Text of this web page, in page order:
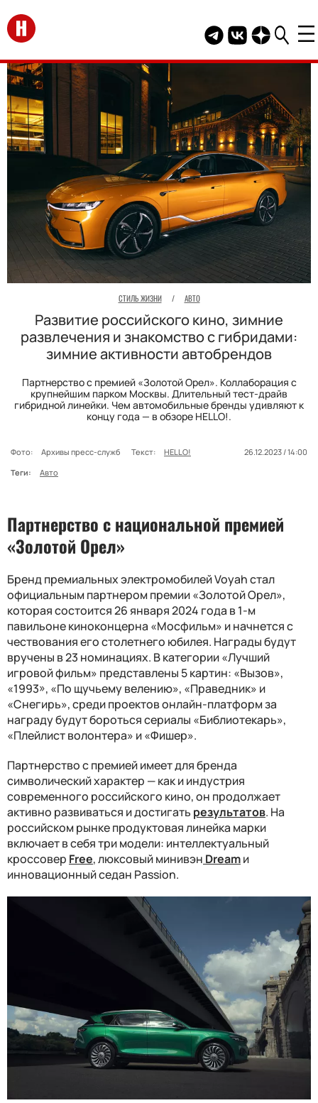
Перейти на главную
Telegram канал
Группа HELLO
Канал
СТИЛЬ ЖИЗНИ / АВТО
Развитие российского кино, зимние
развлечения и знакомство с гибридами:
зимние активности автобрендов
Партнерство с премией «Золотой Орел». Коллаборация с
крупнейшим парком Москвы. Длительный тест-драйв
гибридной линейки. Чем автомобильные бренды удивляют к
концу года — в обзоре HELLO!.
Фото: Архивы пресс-служб Текст: HELLO!
26.12.2023 / 14:00
Теги:
Авто
Партнерство с национальной премией
«Золотой Орел»
Бренд премиальных электромобилей Voyah стал
официальным партнером премии «Золотой Орел»,
которая состоится 26 января 2024 года в 1-м
павильоне киноконцерна «Мосфильм» и начнется с
чествования его столетнего юбилея. Награды будут
вручены в 23 номинациях. В категории «Лучший
игровой фильм» представлены 5 картин: «Вызов»,
«1993», «По щучьему велению», «Праведник» и
«Снегирь», среди проектов онлайн-платформ за
награду будут бороться сериалы «Библиотекарь»,
«Плейлист волонтера» и «Фишер».
Партнерство с премией имеет для бренда
символический характер — как и индустрия
современного российского кино, он продолжает
активно развиваться и достигать результатов. На
российском рынке продуктовая линейка марки
включает в себя три модели: интеллектуальный
кроссовер Free, люксовый минивэн Dreamи
инновационный седан Passion.